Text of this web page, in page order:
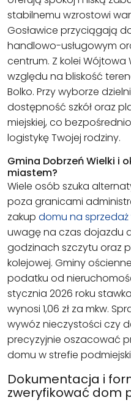
stabilnemu wzrostowi
Gosławice przyciągają
handlowo-usługowym
centrum. Z kolei Wójtowa
względu na bliskość
Bolko. Przy wyborze
dostępność szkół oraz
miejskiej, co
logistykę Twojej rodziny.
Gmina Dobrzeń Wielki i
miastem?
Wiele osób szuka
poza granicami
zakup domu na sprzedaż
uwagę na czas dojazdu
godzinach szczytu oraz
kolejowej. Gminy
podatku od
stycznia 2026 roku
wynosi 1,06 zł za mkw.
wywóz nieczystości czy
precyzyjnie oszacować
domu w strefie
Dokumentacja i
zweryfikować dom